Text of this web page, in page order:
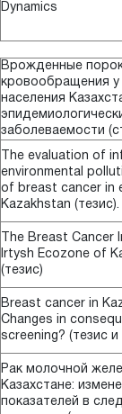
Dynamics
Врожденные
кровообращения у
населения
заболеваемости
The evaluation of
environmental
of breast cancer in
Kazakhstan (тезис).
The Breast Cancer
Irtysh Ecozone of
(тезис)
Breast cancer in
Changes in
screening? (тезис
Рак молочной
Казахстане:
показателей в